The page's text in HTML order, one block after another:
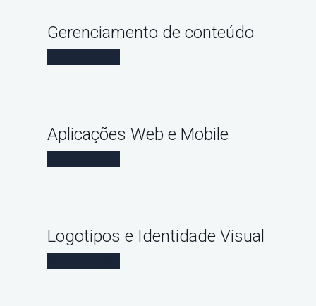
Gerenciamento de conteúdo
Aplicações Web e Mobile
Logotipos e Identidade Visual